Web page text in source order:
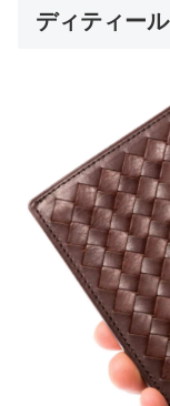
ディティール